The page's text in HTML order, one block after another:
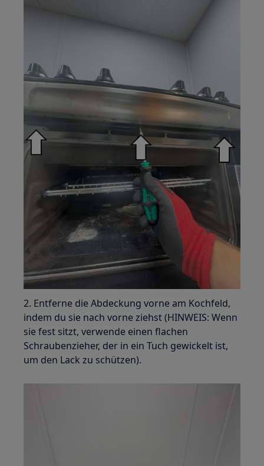
2. Entferne die Abdeckung vorne am Kochfeld,
indem du sie nach vorne ziehst (HINWEIS: Wenn
sie fest sitzt, verwende einen flachen
Schraubenzieher, der in ein Tuch gewickelt ist,
um den Lack zu schützen).